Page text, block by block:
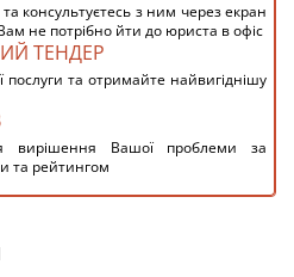
консультуєтесь з ним через екран
не потрібно йти до юриста в офіс
ТЕНДЕР
та отримайте найвигіднішу
вирішення Вашої проблеми за
та рейтингом